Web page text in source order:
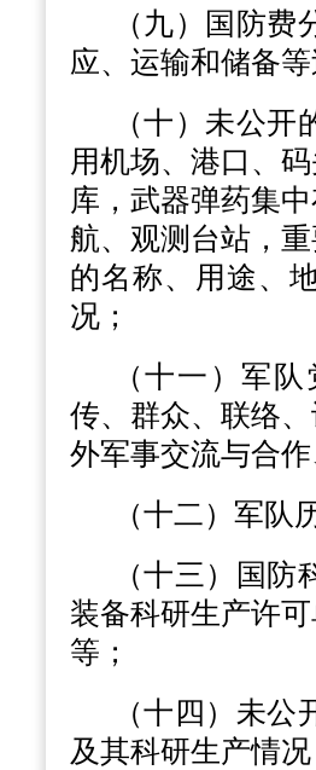
（九）国防
应、运输和储备
（十）未公
用机场、港口、
库，武器弹药集
航、观测台站，
的名称、用途、
况；
（十一）军
传、群众、联络
外军事交流与合
（十二）军队
（十三）国
装备科研生产许
等；
（十四）未
及其科研生产情况